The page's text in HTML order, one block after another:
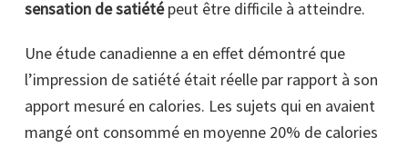
sensation de satiétépeut être difficile à atteindre.
Une étude canadienne a en effet démontré que
l’impression de satiété était réelle par rapport à son
apport mesuré en calories. Les sujets qui en avaient
mangé ont consommé en moyenne 20% de calories